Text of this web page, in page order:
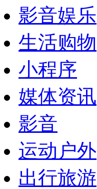
影音娱乐
生活购物
小程序
媒体资讯
影音
运动户外
出行旅游